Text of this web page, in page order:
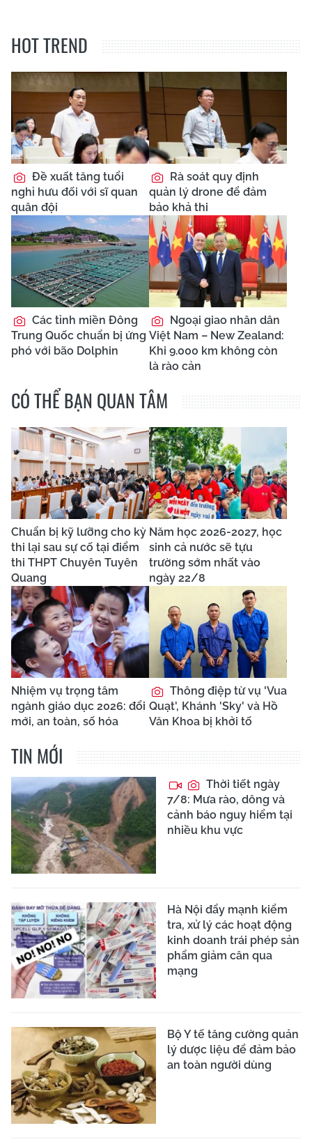
HOT TREND
Đề xuất tăng tuổi
nghỉ hưu đối với sĩ quan
quân đội
Rà soát quy định
quản lý drone để đảm
bảo khả thi
Các tỉnh miền Đông
Trung Quốc chuẩn bị ứng
phó với bão Dolphin
Ngoại giao nhân dân
Việt Nam – New Zealand:
Khi 9.000 km không còn
là rào cản
CÓ THỂ BẠN QUAN TÂM
Chuẩn bị kỹ lưỡng cho kỳ
thi lại sau sự cố tại điểm
thi THPT Chuyên Tuyên
Quang
Năm học 2026-2027, học
sinh cả nước sẽ tựu
trường sớm nhất vào
ngày 22/8
Nhiệm vụ trọng tâm
ngành giáo dục 2026: đổi
mới, an toàn, số hóa
Thông điệp từ vụ 'Vua
Quạt', Khánh 'Sky' và Hồ
Văn Khoa bị khởi tố
TIN MỚI
Thời tiết ngày
7/8: Mưa rào, dông và
cảnh báo nguy hiểm tại
nhiều khu vực
Hà Nội đẩy mạnh kiểm
tra, xử lý các hoạt động
kinh doanh trái phép sản
phẩm giảm cân qua
mạng
Bộ Y tế tăng cường quản
lý dược liệu để đảm bảo
an toàn người dùng